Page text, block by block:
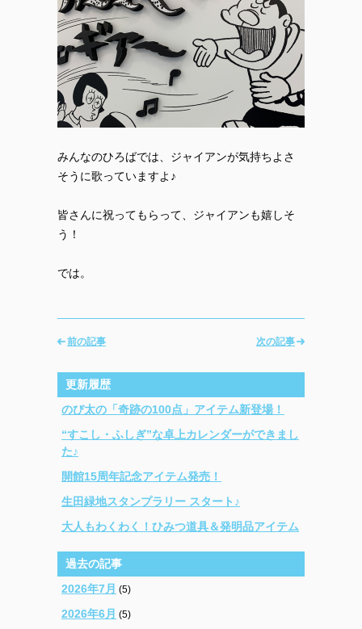
みんなのひろばでは、ジャイアンが気持ちよさ
そうに歌っていますよ♪
皆さんに祝ってもらって、ジャイアンも嬉しそ
う！
では。
次の記事
前の記事
更新履歴
のび太の「奇跡の100点」アイテム新登場！
“すこし・ふしぎ”な卓上カレンダーができまし
た♪
開館15周年記念アイテム発売！
生田緑地スタンプラリー スタート♪
大人もわくわく！ひみつ道具＆発明品アイテム
過去の記事
2026年7月 (5)
2026年6月 (5)